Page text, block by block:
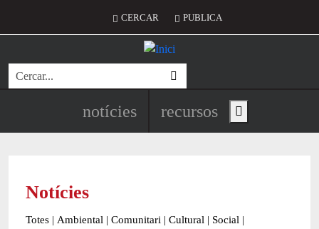
Menú del compte d'usuari
CERCAR PUBLICA
Cerca
Navegació principal de
notícies recursos Show main menu
Notícies
Totes | Ambiental | Comunitari | Cultural | Social |